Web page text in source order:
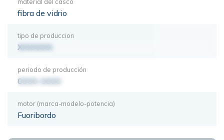
fibra de vidrio
tipo de produccion
XXXXXXX
periodo de producción
0000-0000
motor (marca-modelo-potencia)
Fuoribordo